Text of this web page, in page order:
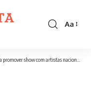
Font
Aa
com artistas nacionais no RJ para arrecadar recursos ao RS